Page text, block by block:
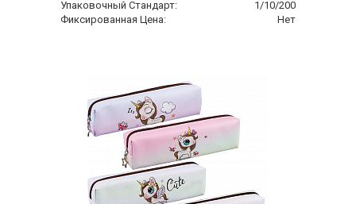
Упаковочный Стандарт:
1/10/200
Фиксированная Цена:
Нет